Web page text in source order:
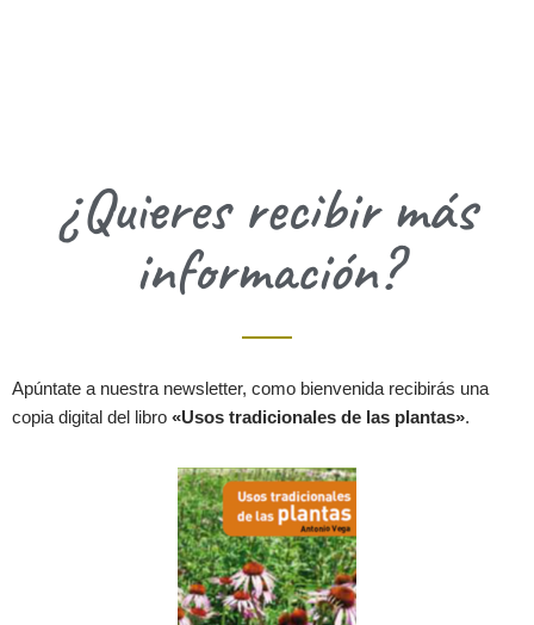
¿Quieres recibir más
información?
Apúntate a nuestra newsletter, como bienvenida recibirás una
copia digital del libro «Usos tradicionales de las plantas».